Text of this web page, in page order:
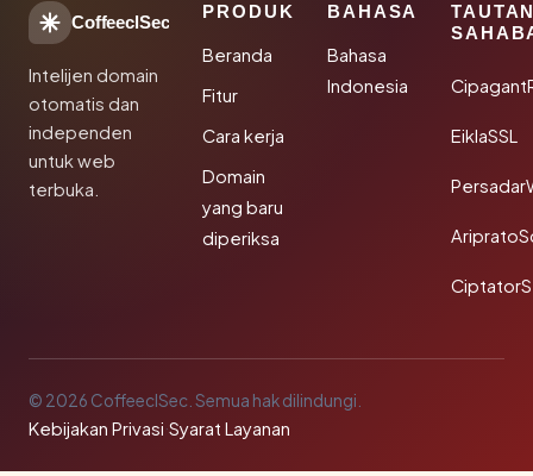
CoffeeclSec
Intelijen domain
otomatis dan
independen
untuk web
terbuka.
PRODUK
Beranda
Fitur
Cara kerja
Domain
yang baru
diperiksa
BAHASA
Bahasa
Indonesia
EiklaSSL
© 2026 CoffeeclSec. Semua hak dilindungi.
Kebijakan Privasi·Syarat Layanan